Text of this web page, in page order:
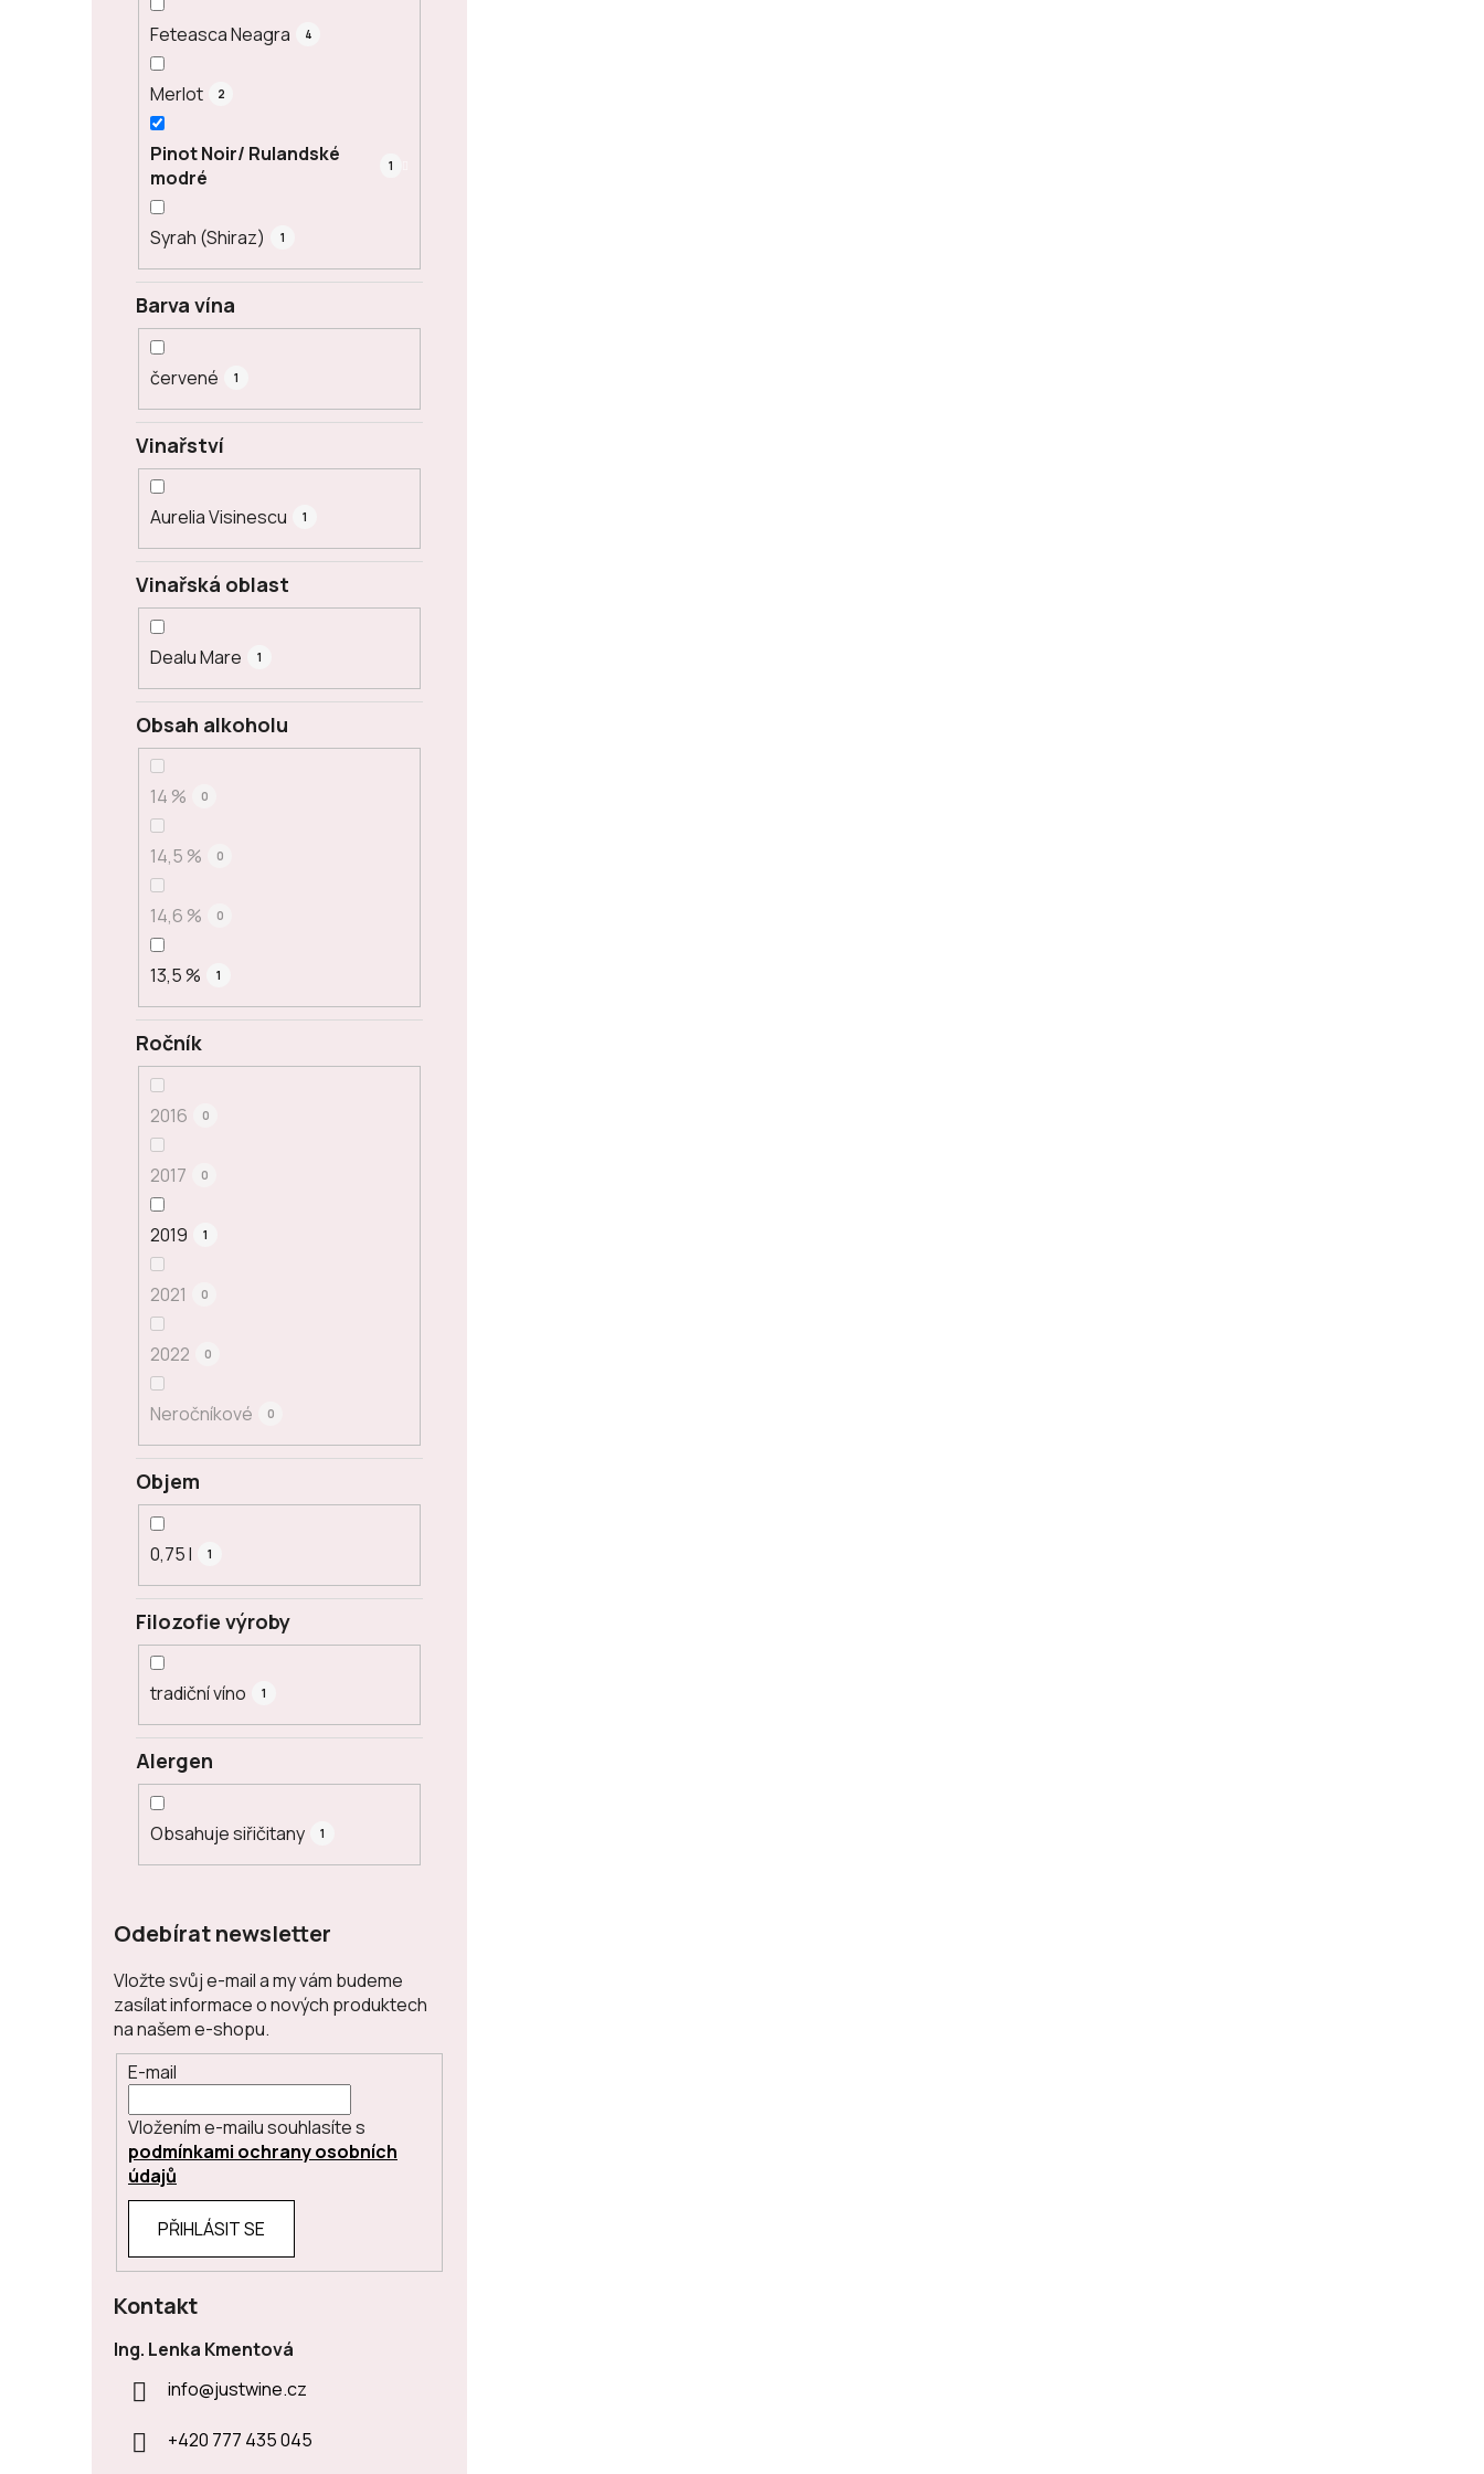
Feteasca Neagra 4
Merlot 2
Pinot Noir/ Rulandské
modré
1
Syrah (Shiraz) 1
Barva vína
červené 1
Vinařství
Aurelia Visinescu 1
Vinařská oblast
Dealu Mare 1
Obsah alkoholu
14 % 0
14,5 % 0
14,6 % 0
13,5 % 1
Ročník
2016 0
2017 0
2019 1
2021 0
2022 0
Neročníkové 0
Objem
0,75 l 1
Filozofie výroby
tradiční víno 1
Alergen
Obsahuje siřičitany 1
Odebírat newsletter
Vložte svůj e-mail a my vám budeme
zasílat informace o nových produktech
na našem e-shopu.
E-mail
Vložením e-mailu souhlasíte s
podmínkami ochrany osobních
údajů
PŘIHLÁSIT SE
Kontakt
Ing. Lenka Kmentová
info@justwine.cz
+420 777 435 045